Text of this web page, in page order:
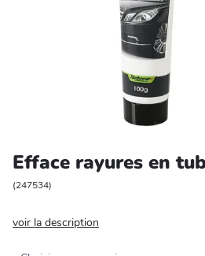
Cuisine et art de la table
Salle de bain et beauté
Entretien et rangement
Animalerie
Bricolage et auto
Efface rayures en
(247534)
voir la description